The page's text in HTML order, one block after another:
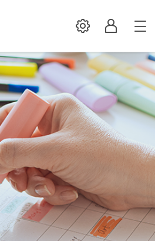
SettingsProfil